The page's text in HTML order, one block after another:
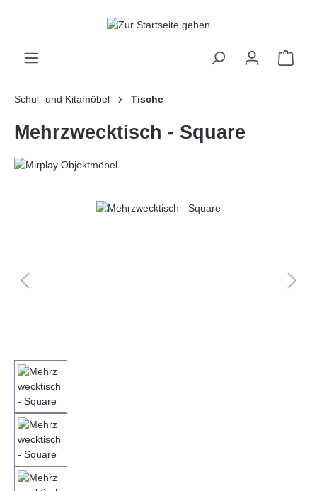
Schul- und Kitamöbel Tische
Mehrzwecktisch - Square
Bildergalerie überspringen